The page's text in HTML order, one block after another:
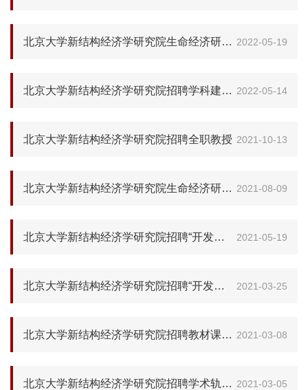
2022-05-19
北京大学新结构经济学研究院生命经济研究项目组招聘研究人员
2022-05-14
北京大学新结构经济学研究院招聘学科建设博士后
2021-10-13
北京大学新结构经济学研究院招聘全职教授
2021-08-09
北京大学新结构经济学研究院生命经济研究项目组招聘研究人员
2021-05-19
北京大学新结构经济学研究院招聘“开发性金融研究项目”特聘副研究员
2021-03-25
北京大学新结构经济学研究院招聘“开发性金融研究项目”博士后
2021-03-08
北京大学新结构经济学研究院招聘教材课程建设专项博士后
2021-03-05
北京大学新结构经济学研究院招聘学术轨博士后